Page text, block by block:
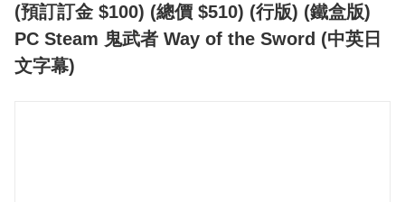
(預訂訂金 $100) (總價 $510) (行版) (鐵盒版)
PC Steam 鬼武者 Way of the Sword (中英日
文字幕)